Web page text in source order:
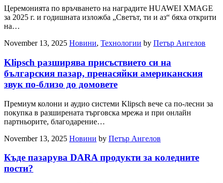
Церемонията по връчването на наградите HUAWEI XMAGE
за 2025 г. и годишната изложба „Светът, ти и аз“ бяха открити
на…
November 13, 2025 Новини, Технологии by Петър Ангелов
Klipsch разширява присъствието си на
българския пазар, пренасяйки американския
звук по-близо до домовете
Премиум колони и аудио системи Klipsch вече са по-лесни за
покупка в разширената търговска мрежа и при онлайн
партньорите, благодарение…
November 13, 2025 Новини by Петър Ангелов
Къде пазарува DARA продукти за коледните
пости?